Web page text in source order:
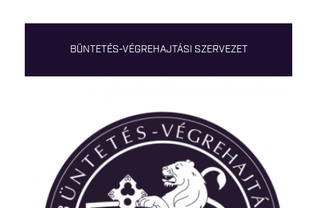
BÜNTETÉS-VÉGREHAJTÁSI SZERVEZET